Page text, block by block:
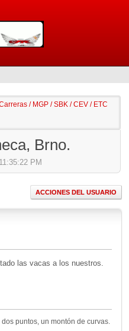
/ MGP / SBK / CEV / ETC
Brno.
PM
ACCIONES DEL USUARIO
las vacas a los nuestros.
puntos, un montón de curvas.